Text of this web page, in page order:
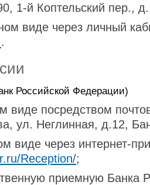
1-й Коптельский пер.,
виде через личный
.
Российской Федерации)
виде посредством
ул. Неглинная, д.12,
виде через интернет-
Reception/;
приемную Банка